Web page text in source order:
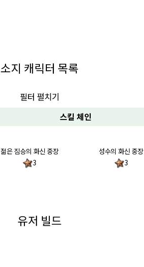
소지 캐릭터 목록
필터 펼치기
스킬 체인
젊은 짐승의 화신 중장
3
성수의 화신 중장
3
유저 빌드